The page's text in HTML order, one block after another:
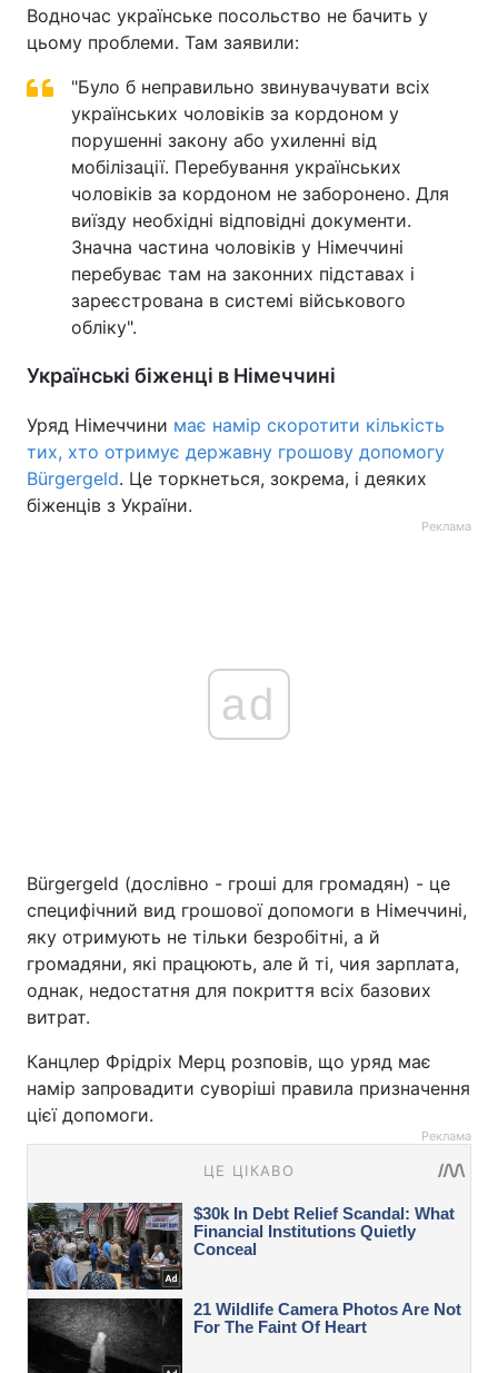
Водночас українське посольство не бачить у
цьому проблеми. Там заявили:
"Було б неправильно звинувачувати всіх
українських чоловіків за кордоном у
порушенні закону або ухиленні від
мобілізації. Перебування українських
чоловіків за кордоном не заборонено. Для
виїзду необхідні відповідні документи.
Значна частина чоловіків у Німеччині
перебуває там на законних підставах і
зареєстрована в системі військового
обліку".
Українські біженці в Німеччині
Уряд Німеччини має намір скоротити кількість
тих, хто отримує державну грошову допомогу
Bürgergeld. Це торкнеться, зокрема, і деяких
біженців з України.
Реклама
ad
Bürgergeld (дослівно - гроші для громадян) - це
специфічний вид грошової допомоги в Німеччині,
яку отримують не тільки безробітні, а й
громадяни, які працюють, але й ті, чия зарплата,
однак, недостатня для покриття всіх базових
витрат.
Канцлер Фрідріх Мерц розповів, що уряд має
намір запровадити суворіші правила призначення
цієї допомоги.
Реклама